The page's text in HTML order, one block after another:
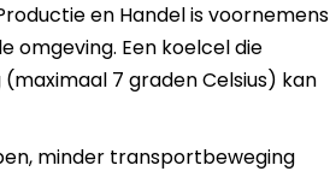
en Handel is voornemens
omgeving. Een koelcel die
7 graden Celsius) kan
minder transportbeweging